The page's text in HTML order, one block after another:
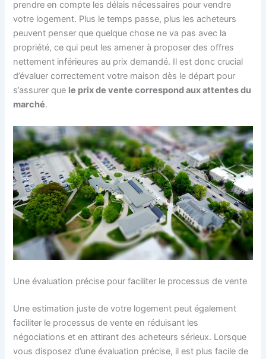
prendre en compte les délais nécessaires pour vendre
votre logement. Plus le temps passe, plus les acheteurs
peuvent penser que quelque chose ne va pas avec la
propriété, ce qui peut les amener à proposer des offres
nettement inférieures au prix demandé. Il est donc crucial
d’évaluer correctement votre maison dès le départ pour
s’assurer que le prix de vente correspond aux attentes du
marché.
Une évaluation précise pour faciliter le processus de vente
Une estimation juste de votre logement peut également
faciliter le processus de vente en réduisant les
négociations et en attirant des acheteurs sérieux. Lorsque
vous disposez d’une évaluation précise, il est plus facile de